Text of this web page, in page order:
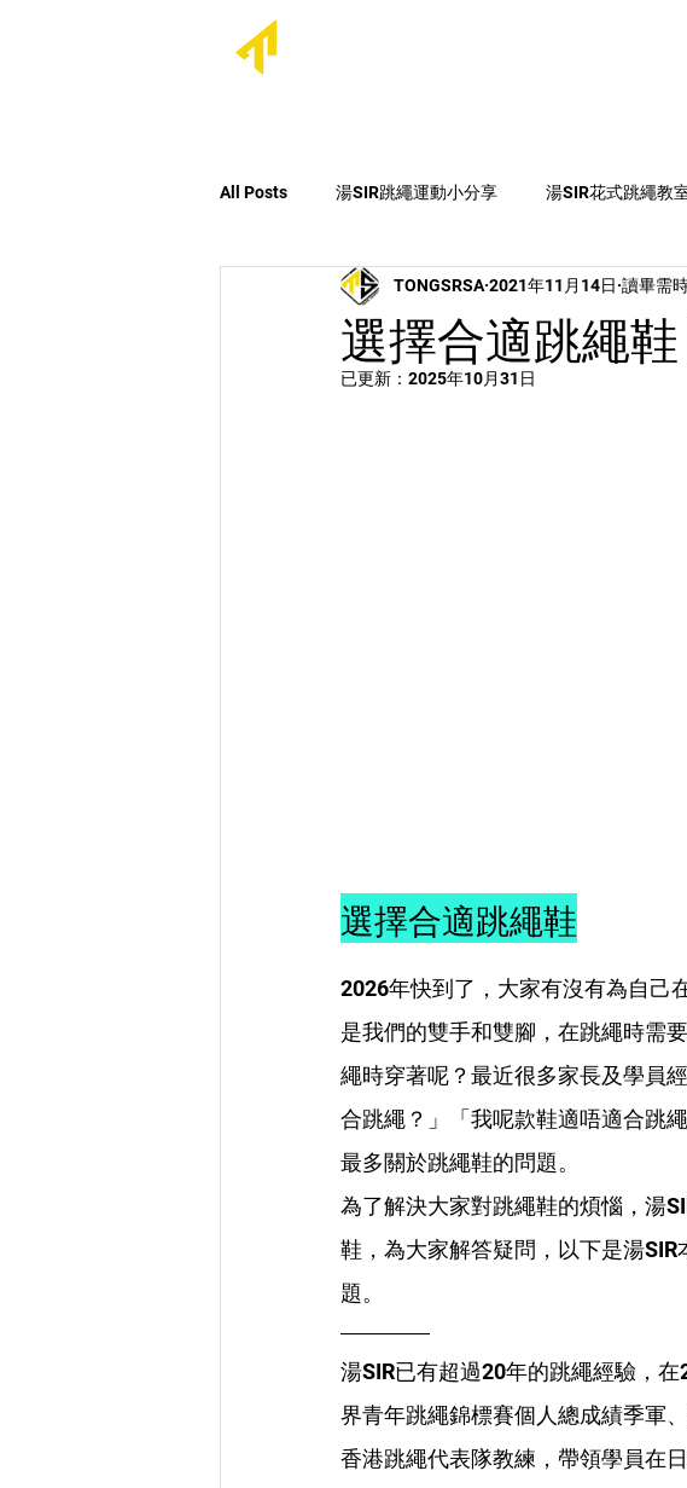
All Posts 湯SIR跳繩運動小分享 湯SIR花式跳繩教
每日跳繩大挑戰Season2 比賽資訊
選擇合適跳繩
TONGSRSA 2021年11月14日 讀畢需
已更新： 2025年10月31日
選擇合適跳繩鞋
2026年快到了，大家有沒有為自己
是我們的雙手和雙腳，在跳繩時需
繩時穿著呢？最近很多家長及學員
合跳繩？」「我呢款鞋適唔適合跳
最多關於跳繩鞋的問題。
為了解決大家對跳繩鞋的煩惱，湯
鞋，為大家解答疑問，以下是湯
題。
湯SIR已有超過20年的跳繩經驗，
界青年跳繩錦標賽個人總成績季軍
香港跳繩代表隊教練，帶領學員在